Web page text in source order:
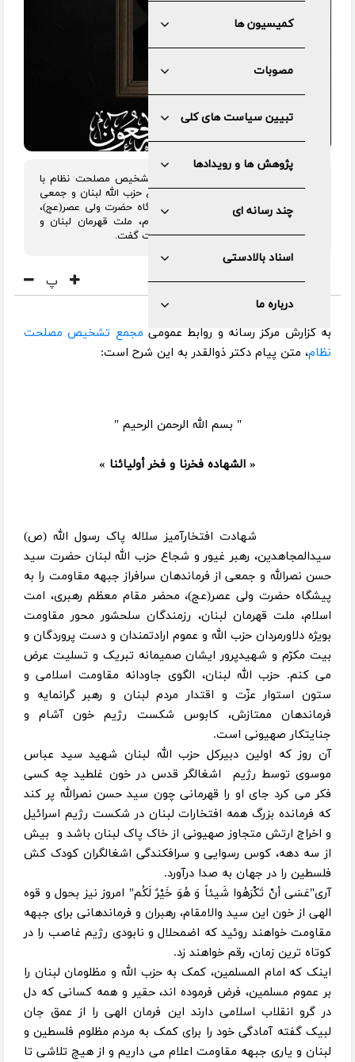
کمیسیون ها
مصوبات
تبیین سیاست های کلی
پژوهش ها و رویدادها
چند رسانه ای
اسناد بالادستی
درباره ما
دکتر محمد باقر ذوالقدر، دبیر مجمع تشخیص مصلحت نظام با
صدور پیامی شهادت رهبر غیور و شجاع حزب الله لبنان و جمعی
از فرماندهان جبهه مقاومت را به پیشگاه حضرت ولی عصر(عج)،
محضر مقام معظم رهبری، امت اسلام، ملت قهرمان لبنان و
رزمندگان محور مقاومت تبریک و تسلیت گفت.
پ
به گزارش مرکز رسانه و روابط عمومی مجمع تشخیص مصلحت
نظام، متن پیام دکتر ذوالقدر به این شرح است:
" بسم الله الرحمن الرحیم "
« الشهاده فخرنا و فخر أوليائنا »
شهادت افتخارآمیز سلاله پاک رسول الله (ص)
سیدالمجاهدین، رهبر غیور و شجاع حزب الله لبنان حضرت سید
حسن نصرالله و جمعی از فرماندهان سرافراز جبهه مقاومت را به
پیشگاه حضرت ولی عصر(عج)، محضر مقام معظم رهبری، امت
اسلام، ملت قهرمان لبنان، رزمندگان سلحشور محور مقاومت
بویژه دلاورمردان حزب الله و عموم ارادتمندان و دست پروردگان و
بیت مکرّم و شهیدپرور ایشان صمیمانه تبریک و تسلیت عرض
می کنم. حزب الله لبنان، الگوی جاودانه مقاومت اسلامی و
ستون استوار عزّت و اقتدار مردم لبنان و رهبر گرانمایه و
فرماندهان ممتازش، کابوس شکست رژیم خون آشام و
جنایتکار صهیونی است.
آن روز که اولین دبیرکل حزب الله لبنان شهید سید عباس
موسوی توسط رژیم اشغالگر قدس در خون غلطید چه کسی
فکر می کرد جای او را قهرمانی چون سید حسن نصرالله پر کند
که فرمانده بزرگ همه افتخارات لبنان در شکست رژیم اسرائیل
و اخراج ارتش متجاوز صهیونی از خاک پاک لبنان باشد و بیش
از سه دهه، کوس رسوایی و سرافکندگی اشغالگران کودک کش
فلسطین را در جهان به صدا درآورد.
آری"عَسَی أنْ تَکْرَهُوا شَیئاً وَ هُوَ خَیْرٌ لَکُم" امروز نیز بحول و قوه
الهی از خون این سید والامقام، رهبران و فرماندهانی برای جبهه
مقاومت خواهند روئید که اضمحلال و نابودی رژیم غاصب را در
کوتاه ترین زمان، رقم خواهند زد.
اینک که امام المسلمین، کمک به حزب الله و مظلومان لبنان را
بر عموم مسلمین، فرض فرموده اند، حقیر و همه کسانی که دل
در گرو انقلاب اسلامی دارند این فرمان الهی را از عمق جان
لبیک گفته آمادگی خود را برای کمک به مردم مظلوم فلسطین و
لبنان و یاری جبهه مقاومت اعلام می داریم و از هیچ تلاشی تا